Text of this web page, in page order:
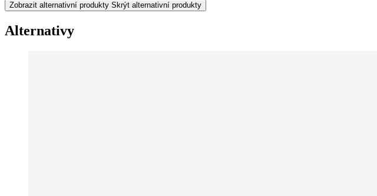
Zobrazit alternativní produkty Skrýt alternativní produkty
Alternativy